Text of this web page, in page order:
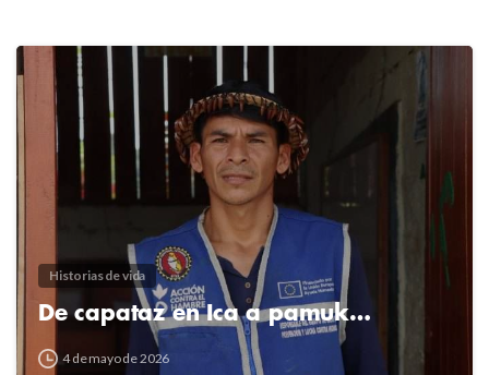
Historias de vida
De capataz en Ica a pamuk…
4 de mayo de 2026